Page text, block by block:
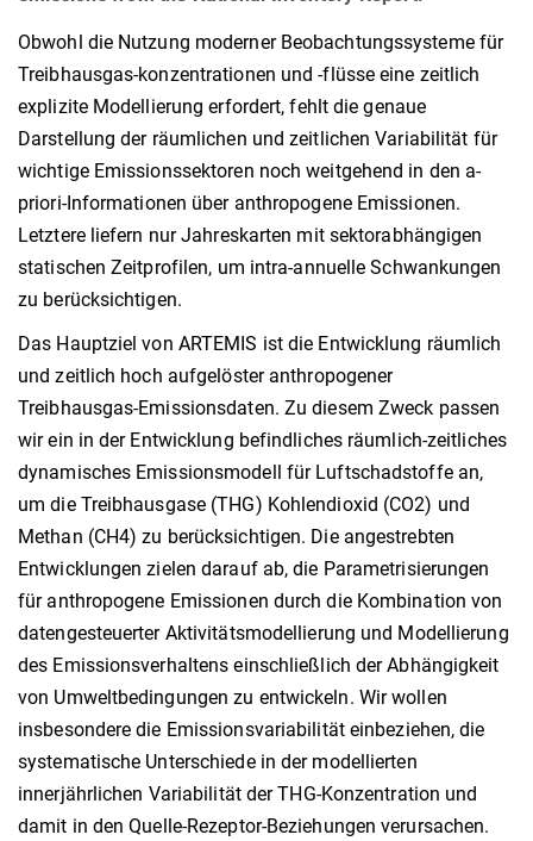
Obwohl die Nutzung moderner Beobachtungssysteme für
Treibhausgas-konzentrationen und -flüsse eine zeitlich
explizite Modellierung erfordert, fehlt die genaue
Darstellung der räumlichen und zeitlichen Variabilität für
wichtige Emissionssektoren noch weitgehend in den a-
priori-Informationen über anthropogene Emissionen.
Letztere liefern nur Jahreskarten mit sektorabhängigen
statischen Zeitprofilen, um intra-annuelle Schwankungen
zu berücksichtigen.
Das Hauptziel von ARTEMIS ist die Entwicklung räumlich
und zeitlich hoch aufgelöster anthropogener
Treibhausgas-Emissionsdaten. Zu diesem Zweck passen
wir ein in der Entwicklung befindliches räumlich-zeitliches
dynamisches Emissionsmodell für Luftschadstoffe an,
um die Treibhausgase (THG) Kohlendioxid (CO2) und
Methan (CH4) zu berücksichtigen. Die angestrebten
Entwicklungen zielen darauf ab, die Parametrisierungen
für anthropogene Emissionen durch die Kombination von
datengesteuerter Aktivitätsmodellierung und Modellierung
des Emissionsverhaltens einschließlich der Abhängigkeit
von Umweltbedingungen zu entwickeln. Wir wollen
insbesondere die Emissionsvariabilität einbeziehen, die
systematische Unterschiede in der modellierten
innerjährlichen Variabilität der THG-Konzentration und
damit in den Quelle-Rezeptor-Beziehungen verursachen.